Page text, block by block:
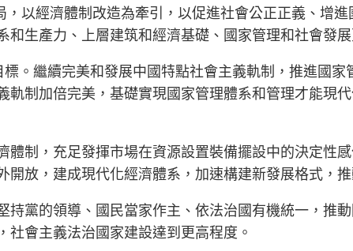
，以經濟體制改造為牽引，以促進社會公正正義、增
和生產力、上層建筑和經濟基礎、國家管理和社會發
標。繼續完美和發展中國特點社會主義軌制，推進國
軌制加倍完美，基礎實現國家管理體系和管理才能現
制，充足發揮市場在資源設置裝備擺設中的決定性
開放，建成現代化經濟體系，加速構建新發展格式，推
黨的領導、國民當家作主、依法治國有機統一，推
會主義法治國家建設達到更高程度。